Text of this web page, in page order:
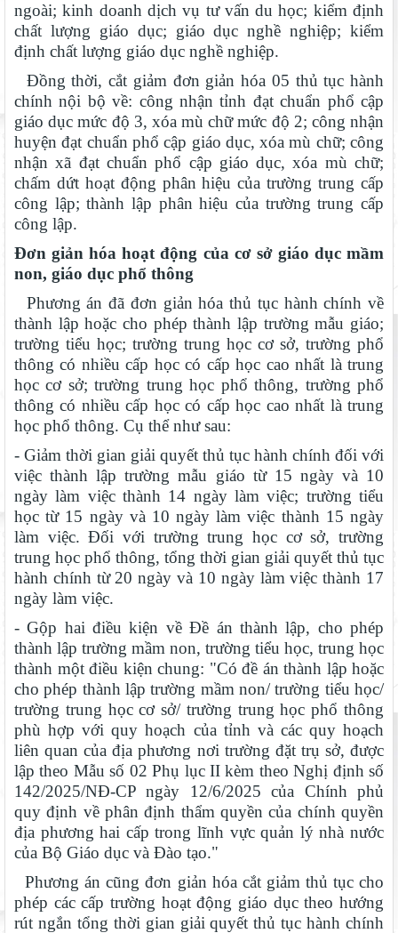
ngoài; kinh doanh dịch vụ tư vấn du học; kiểm định
chất lượng giáo dục; giáo dục nghề nghiệp; kiểm
định chất lượng giáo dục nghề nghiệp.
Đồng thời, cắt giảm đơn giản hóa 05 thủ tục hành
chính nội bộ về: công nhận tỉnh đạt chuẩn phổ cập
giáo dục mức độ 3, xóa mù chữ mức độ 2; công nhận
huyện đạt chuẩn phổ cập giáo dục, xóa mù chữ; công
nhận xã đạt chuẩn phổ cập giáo dục, xóa mù chữ;
chấm dứt hoạt động phân hiệu của trường trung cấp
công lập; thành lập phân hiệu của trường trung cấp
công lập.
Đơn giản hóa hoạt động của cơ sở giáo dục mầm
non, giáo dục phổ thông
Phương án đã đơn giản hóa thủ tục hành chính về
thành lập hoặc cho phép thành lập trường mẫu giáo;
trường tiểu học; trường trung học cơ sở, trường phổ
thông có nhiều cấp học có cấp học cao nhất là trung
học cơ sở; trường trung học phổ thông, trường phổ
thông có nhiều cấp học có cấp học cao nhất là trung
học phổ thông. Cụ thể như sau:
- Giảm thời gian giải quyết thủ tục hành chính đối với
việc thành lập trường mẫu giáo từ 15 ngày và 10
ngày làm việc thành 14 ngày làm việc; trường tiểu
học từ 15 ngày và 10 ngày làm việc thành 15 ngày
làm việc. Đối với trường trung học cơ sở, trường
trung học phổ thông, tổng thời gian giải quyết thủ tục
hành chính từ 20 ngày và 10 ngày làm việc thành 17
ngày làm việc.
- Gộp hai điều kiện về Đề án thành lập, cho phép
thành lập trường mầm non, trường tiểu học, trung học
thành một điều kiện chung: "Có đề án thành lập hoặc
cho phép thành lập trường mầm non/ trường tiểu học/
trường trung học cơ sở/ trường trung học phổ thông
phù hợp với quy hoạch của tỉnh và các quy hoạch
liên quan của địa phương nơi trường đặt trụ sở, được
lập theo Mẫu số 02 Phụ lục II kèm theo Nghị định số
142/2025/NĐ-CP ngày 12/6/2025 của Chính phủ
quy định về phân định thẩm quyền của chính quyền
địa phương hai cấp trong lĩnh vực quản lý nhà nước
của Bộ Giáo dục và Đào tạo."
Phương án cũng đơn giản hóa cắt giảm thủ tục cho
phép các cấp trường hoạt động giáo dục theo hướng
rút ngắn tổng thời gian giải quyết thủ tục hành chính